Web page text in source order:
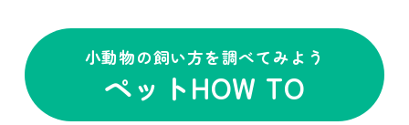
小動物の飼い方を調べてみよう
ペットHOW TO